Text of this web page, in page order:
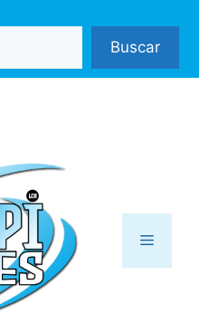
Buscar
Menú